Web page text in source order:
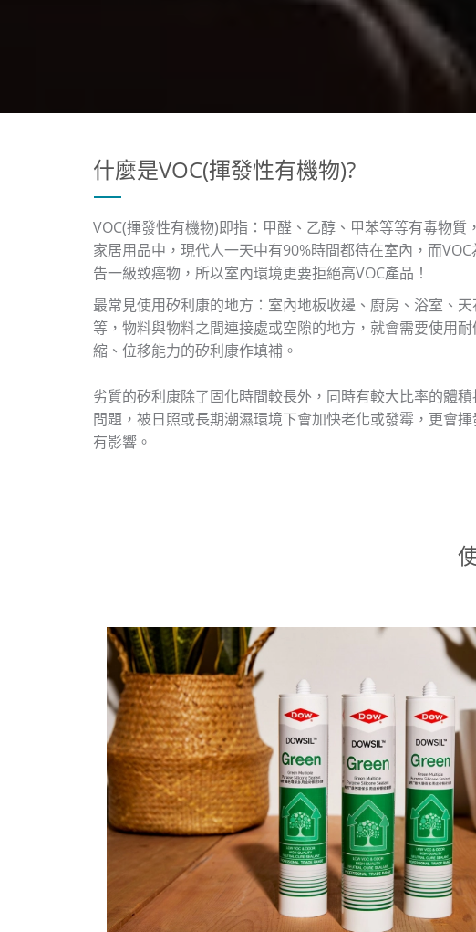
什麼是VOC(揮發性有機物)?
VOC(揮發性有機物)即指：甲醛、乙醇、甲苯等等有毒物質
家居用品中，現代人一天中有90%時間都待在室內，而
告一級致癌物，所以室內環境更要拒絕高VOC產品！
最常見使用矽利康的地方：室內地板收邊、廚房、浴室、
等，物料與物料之間連接處或空隙的地方，就會需要使用
縮、位移能力的矽利康作填補。
劣質的矽利康除了固化時間較長外，同時有較大比率的體
問題，被日照或長期潮濕環境下會加快老化或發霉，更會
有影響。